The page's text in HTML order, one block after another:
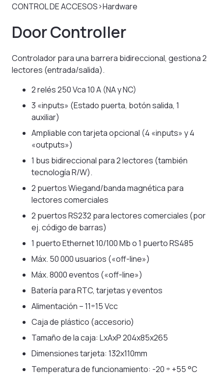
CONTROL DE ACCESOS>Hardware
Door Controller
Controlador para una barrera bidireccional, gestiona 2
lectores (entrada/salida).
2 relés 250 Vca 10 A (NA y NC)
3 «inputs» (Estado puerta, botón salida, 1
auxiliar)
Ampliable con tarjeta opcional (4 «inputs» y 4
«outputs»)
1 bus bidireccional para 2 lectores (también
tecnología R/W).
2 puertos Wiegand/banda magnética para
lectores comerciales
2 puertos RS232 para lectores comerciales (por
ej. código de barras)
1 puerto Ethernet 10/100 Mb o 1 puerto RS485
Máx. 50 000 usuarios («off-line»)
Máx. 8000 eventos («off-line»)
Batería para RTC, tarjetas y eventos
Alimentación – 11÷15 Vcc
Caja de plástico (accesorio)
Tamaño de la caja: LxAxP 204x85x265
Dimensiones tarjeta: 132x110mm
Temperatura de funcionamiento: -20 ÷ +55 °C